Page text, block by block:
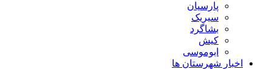
پارسیان
سیریک
بشاگرد
کیش
ابوموسی
اخبار شهرستان ها